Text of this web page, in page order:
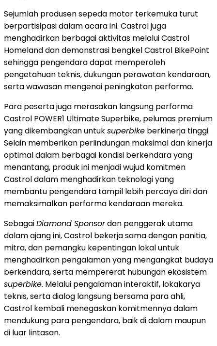
Sejumlah produsen sepeda motor terkemuka turut
berpartisipasi dalam acara ini. Castrol juga
menghadirkan berbagai aktivitas melalui Castrol
Homeland dan demonstrasi bengkel Castrol BikePoint
sehingga pengendara dapat memperoleh
pengetahuan teknis, dukungan perawatan kendaraan,
serta wawasan mengenai peningkatan performa.
Para peserta juga merasakan langsung performa
Castrol POWER1 Ultimate Superbike, pelumas premium
yang dikembangkan untuksuperbike berkinerja tinggi.
Selain memberikan perlindungan maksimal dan kinerja
optimal dalam berbagai kondisi berkendara yang
menantang, produk ini menjadi wujud komitmen
Castrol dalam menghadirkan teknologi yang
membantu pengendara tampil lebih percaya diri dan
memaksimalkan performa kendaraan mereka.
SebagaiDiamond Sponsordan penggerak utama
dalam ajang ini, Castrol bekerja sama dengan panitia,
mitra, dan pemangku kepentingan lokal untuk
menghadirkan pengalaman yang mengangkat budaya
berkendara, serta mempererat hubungan ekosistem
superbike. Melalui pengalaman interaktif, lokakarya
teknis, serta dialog langsung bersama para ahli,
Castrol kembali menegaskan komitmennya dalam
mendukung para pengendara, baik di dalam maupun
di luar lintasan.